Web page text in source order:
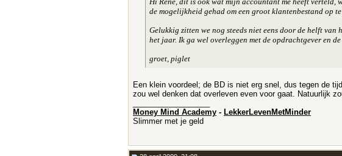
de mogelijkheid gehad om een groot klantenbestand op
Gelukkig zitten we nog steeds niet eens door de helft
het jaar. Ik ga wel overleggen met de opdrachtgever en
groet, piglet
Een klein voordeel; de BD is niet erg snel, dus tegen de
zou wel denken dat overleven even voor gaat. Natuurlijk
Money Mind Academy - LekkerLevenMetMinder
Slimmer met je geld